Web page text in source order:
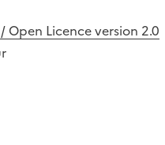
Open Licence version 2.0